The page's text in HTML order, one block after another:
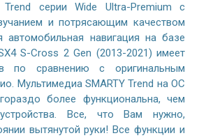
Trend серии Wide Ultra-Premium с
и потрясающим качеством
автомобильная навигация на базе
S-Cross 2 Gen (2013-2021) имеет
по сравнению с оригинальным
Мультимедиа SMARTY Trend на ОС
более функциональна, чем
Все, что Вам нужно,
вытянутой руки! Все функции и